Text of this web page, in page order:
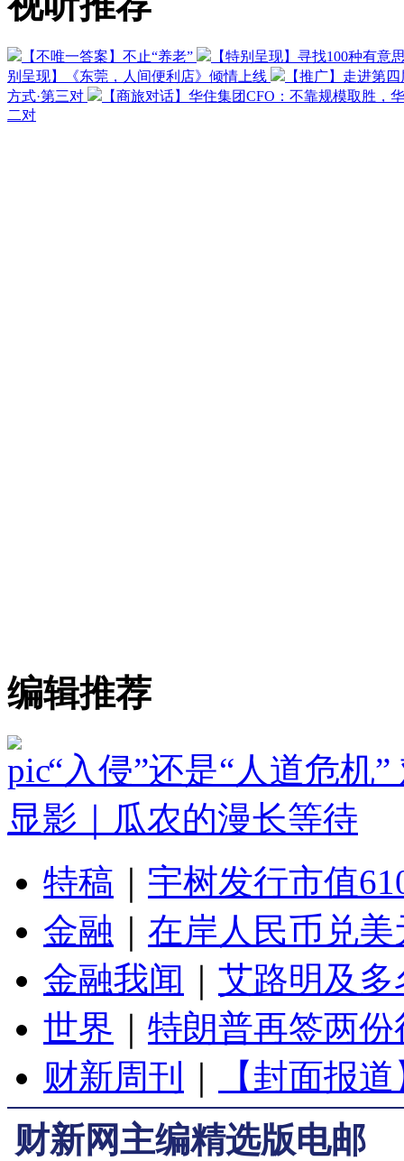
【不唯一答案】不止“养老”
【特别呈现】寻找100种有意
别呈现】《东莞，人间便利店》倾情上线
【推广】走进第
方式·第三对
【商旅对话】华住集团CFO：不靠规模取胜，
二对
编辑推荐
“入侵”还是“人道危机
显影｜瓜农的漫长等待
特稿
宇树发行市值
金融
在岸人民币兑
金融我闻
艾路明及
世界
特朗普再签两
财新周刊
【封面报
财新网主编精选版电邮